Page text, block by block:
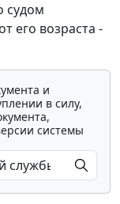
судом
его возраста -
и
в силу,
системы